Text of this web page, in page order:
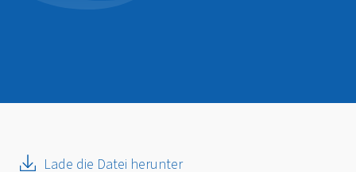
Lade die Datei herunter